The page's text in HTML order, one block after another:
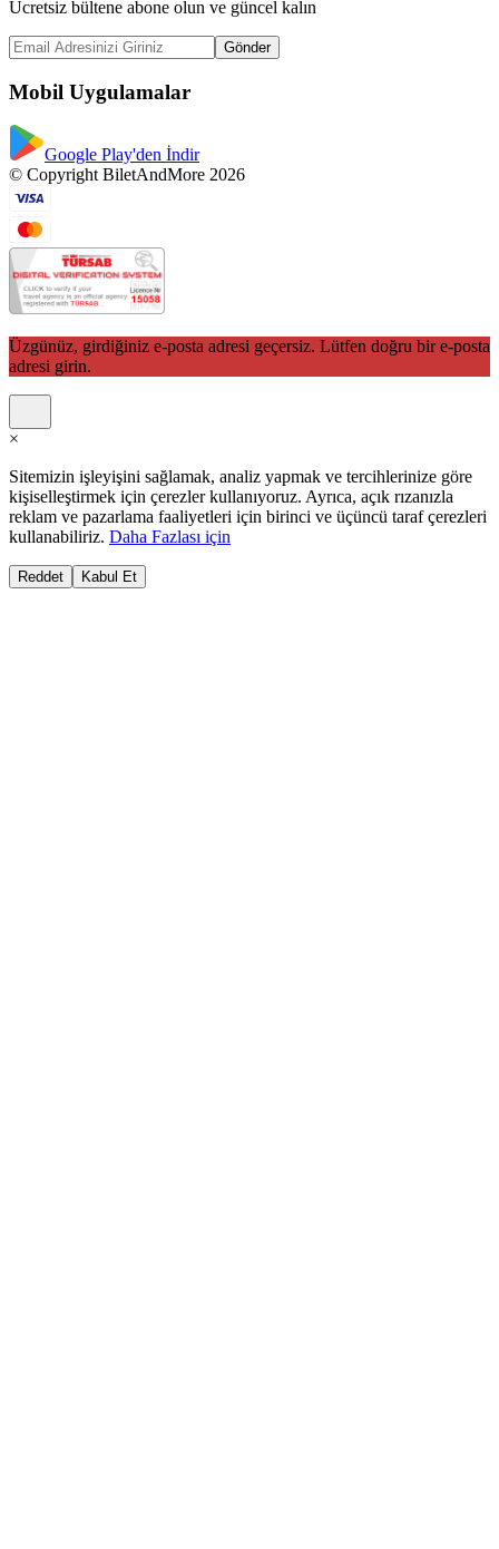
Ücretsiz bültene abone olun ve güncel kalın
Gönder
Mobil Uygulamalar
Google Play'den İndir
© Copyright BiletAndMore 2026
Üzgünüz, girdiğiniz e-posta adresi geçersiz. Lütfen doğru bir e-posta
adresi girin.
×
Sitemizin işleyişini sağlamak, analiz yapmak ve tercihlerinize göre
kişiselleştirmek için çerezler kullanıyoruz. Ayrıca, açık rızanızla
reklam ve pazarlama faaliyetleri için birinci ve üçüncü taraf çerezleri
kullanabiliriz. Daha Fazlası için
Reddet Kabul Et